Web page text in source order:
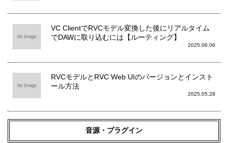
VC ClientでRVCモデル変換した後にリアルタイム
でDAWに取り込むには【ルーティング】
2025.06.06
RVCモデルとRVC Web UIのバージョンとインスト
ール方法
2025.05.28
音源・プラグイン